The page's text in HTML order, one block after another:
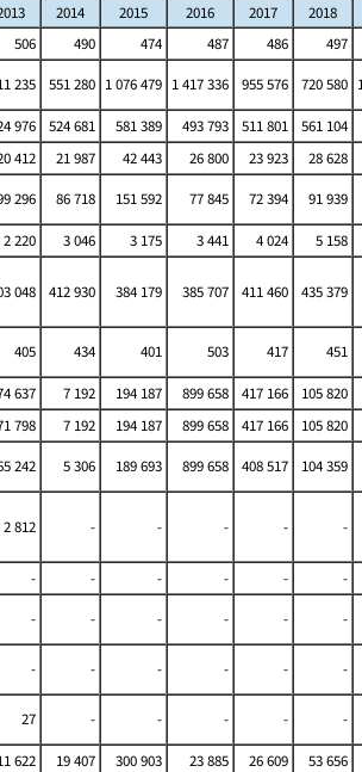
2014 2015 2016 2017
2018
506 490 474 487 486
497
235 551 280 1 076 479 1 417 336 955 576 720 580
976 524 681 581 389 493 793 511 801
561 104
412 21 987 42 443 26 800 23 923
28 628
296 86 718 151 592 77 845 72 394
91 939
2 220 3 046 3 175 3 441 4 024
5 158
048 412 930 384 179 385 707 411 460 435 379
405 434 401 503 417
451
637 7 192 194 187 899 658 417 166
105 820
798 7 192 194 187 899 658 417 166
105 820
242 5 306 189 693 899 658 408 517
104 359
2 812 - - - - -
- - - - -
-
- - - - -
-
- - - - -
-
27 - - - -
-
622 19 407 300 903 23 885 26 609
53 656